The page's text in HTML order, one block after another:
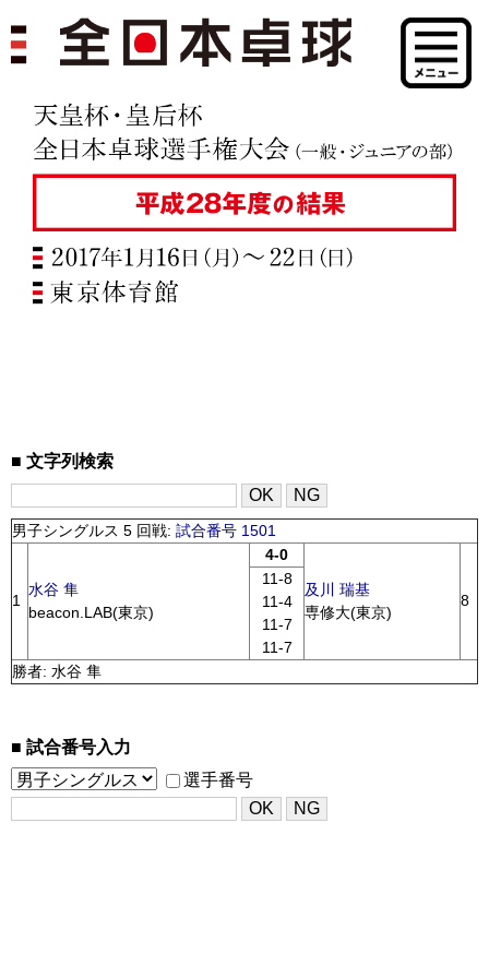
文字列検索
男子シングルス 5 回戦: 試合番号 1501
1
水谷 隼
beacon.LAB(東京)
4-0
及川 瑞基
専修大(東京)
8
11-8
11-4
11-7
11-7
勝者: 水谷 隼
試合番号入力
選手番号